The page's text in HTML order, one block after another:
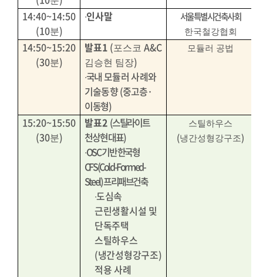
14:40~14:50
(10분)
∙인사말 서울특별시건축사회
한국철강협회
14:50~15:20
(30분)
발표1 (포스코 A&C
김승현 팀장)
∙국내모듈러 사례와
기술동향(중고층·
이동형)
모듈러 공법
15:20~15:50
(30분)
발표2 (스틸라이트
천상현 대표)
∙OSC기반 한국형
CFS(Cold-Formed-
Steel)프리패브건축
∙도심속
근린생활시설 및
단독주택
스틸하우스
(냉간성형강구조)
적용 사례
스틸하우스
(냉간성형강구조)